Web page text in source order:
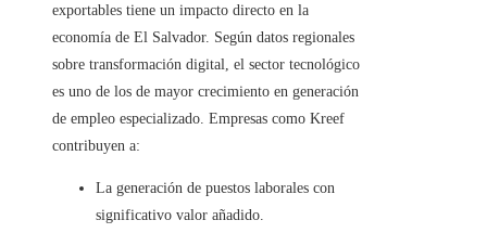
exportables tiene un impacto directo en la
economía de El Salvador. Según datos regionales
sobre transformación digital, el sector tecnológico
es uno de los de mayor crecimiento en generación
de empleo especializado. Empresas como Kreef
contribuyen a:
La generación de puestos laborales con
significativo valor añadido.